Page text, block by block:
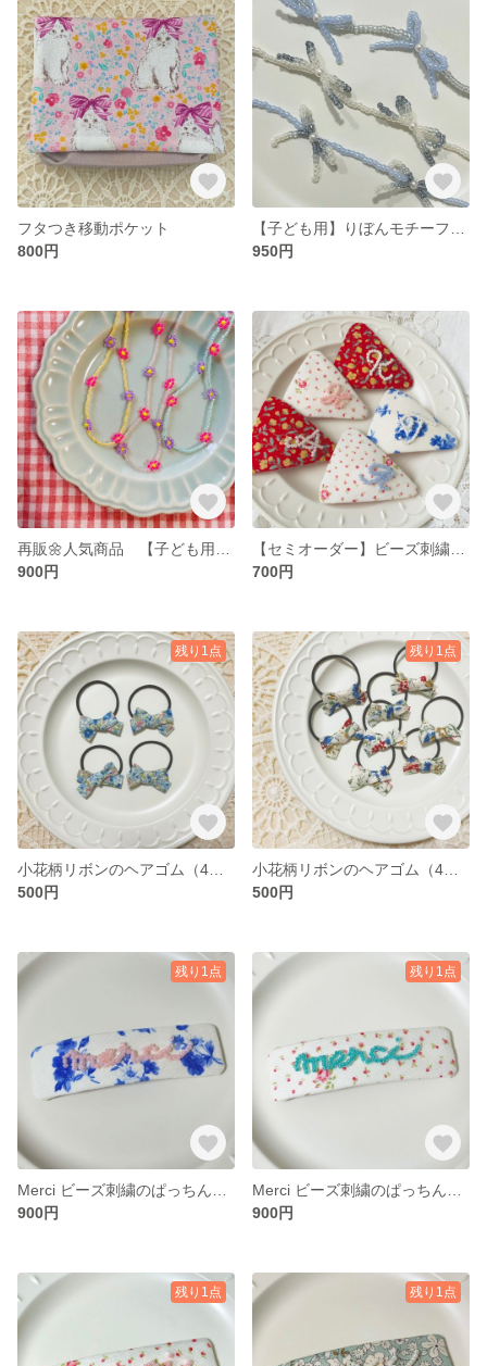
フタつき移動ポケット
800円
950円
900円
700円
残り1点
500円
残り1点
500円
残り1点
900円
残り1点
900円
残り1点 残り1点